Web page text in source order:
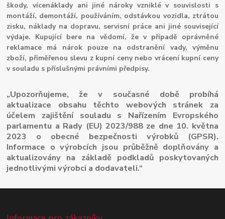
škody, vícenáklady ani jiné nároky vzniklé v souvislosti s
montáží, demontáží, používáním, odstávkou vozidla, ztrátou
zisku, náklady na dopravu, servisní práce ani jiné související
výdaje. Kupující bere na vědomí, že v případě oprávněné
reklamace má nárok pouze na odstranění vady, výměnu
zboží, přiměřenou slevu z kupní ceny nebo vrácení kupní ceny
v souladu s příslušnými právními předpisy.
„Upozorňujeme, že v současné době probíhá
aktualizace obsahu těchto webových stránek za
účelem zajištění souladu s Nařízením Evropského
parlamentu a Rady (EU) 2023/988 ze dne 10. května
2023 o obecné bezpečnosti výrobků (GPSR).
Informace o výrobcích jsou průběžně doplňovány a
aktualizovány na základě podkladů poskytovaných
jednotlivými výrobci a dodavateli.“